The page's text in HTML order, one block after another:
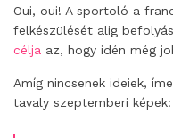
Oui, oui! A sportoló a
felkészülését alig
célja az, hogy idén még
Amíg nincsenek ideiek,
tavaly szeptemberi képek: